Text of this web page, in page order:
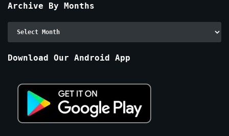
Archive By Months
Download Our Android App